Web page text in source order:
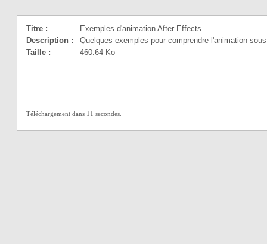
Titre :
Exemples d'animation After Effects
Description :
Quelques exemples pour comprendre l'animation
Taille :
460.64 Ko
Téléchargement dans 11 secondes.